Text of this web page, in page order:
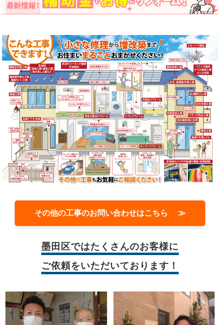
その他の工事のお問い合わせはこちら ≫
墨田区ではたくさんのお客様に
ご依頼をいただいております！